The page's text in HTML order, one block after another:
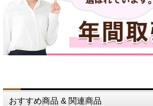
おすすめ商品 & 関連商品